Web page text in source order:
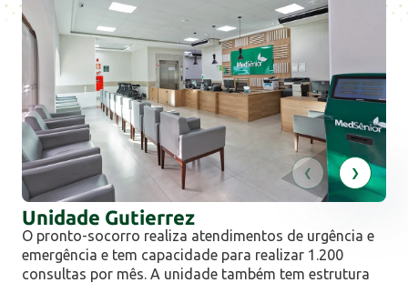
Unidade Gutierrez
O pronto-socorro realiza atendimentos de urgência e
emergência e tem capacidade para realizar 1.200
consultas por mês. A unidade também tem estrutura